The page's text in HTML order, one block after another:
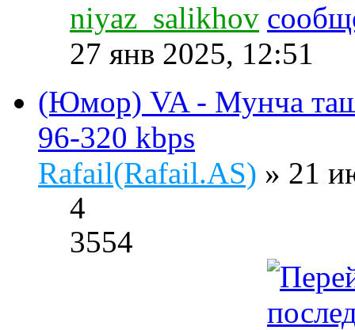
niyaz_salikhov
27 янв 2025, 12:51
(Юмор) VA - Мунча
96-320 kbps
Rafail(Rafail.AS) » 21
4
3554